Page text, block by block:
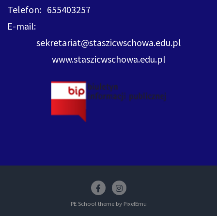
Telefon: 655403257
E-mail:
sekretariat@staszicwschowa.edu.pl
www.staszicwschowa.edu.pl
Facebookinsstagram
PE School theme by PixelEmu